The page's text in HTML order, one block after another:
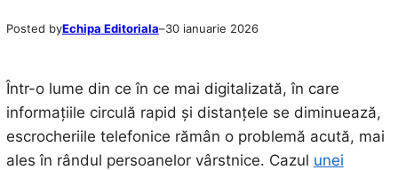
Posted byEchipa Editoriala–30 ianuarie 2026
Într-o lume din ce în ce mai digitalizată, în care
informațiile circulă rapid și distanțele se diminuează,
escrocheriile telefonice rămân o problemă acută, mai
ales în rândul persoanelor vârstnice. Cazul unei